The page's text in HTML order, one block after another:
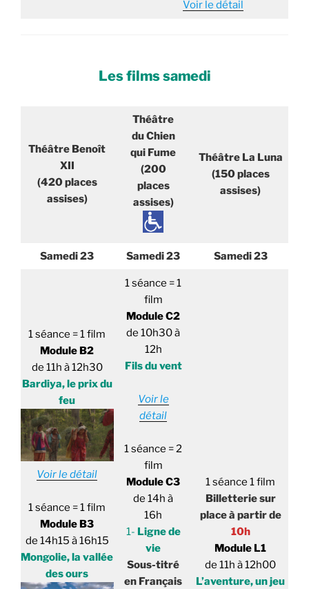
Voir le détail
Les films samedi
Théâtre Benoît
XII
(420 places
assises)
Théâtre
du Chien
qui Fume
(200
places
assises)
Théâtre La Luna
(150 places
assises)
Samedi 23 Samedi 23 Samedi 23
1 séance = 1 film
Module B2
de 11h à 12h30
Bardiya, le prix du
feu
Voir le détail
1 séance = 1 film
Module B3
de 14h15 à 16h15
Mongolie, la vallée
des ours
1 séance = 1
film
Module C2
de 10h30 à
12h
Fils du vent
Voir le
détail
1 séance = 2
film
Module C3
de 14h à
16h
1- Ligne de
vie
Sous-titré
en Français
1 séance 1 film
Billetterie sur
place à partir de
10h
Module L1
de 11h à 12h00
L’aventure, un jeu